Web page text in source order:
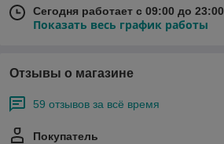
Сегодня работает с 09:00 до 23:00
Показать весь график работы
Отзывы о магазине
59 отзывов за всё время
Покупатель